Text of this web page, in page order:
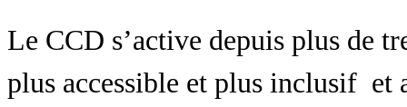
Le CCD s’active depuis plus de
plus accessible et plus inclusif et